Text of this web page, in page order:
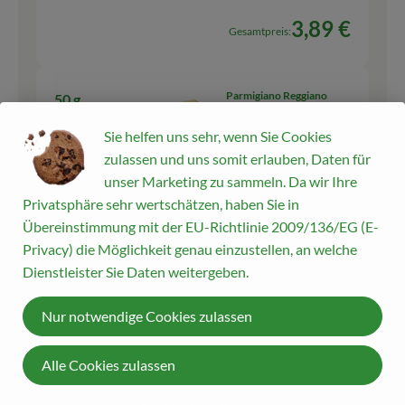
Gesamtpreis:3,89 €
50 g
Käse
Auswahl ändern
Parmigiano Reggiano
Rohmilchkäse
kg
Artikelanzahl
Gesamtpreis: 5,24 €
150 g
Frischkäse
Frischkäse Natur
175 g
Sie helfen uns sehr, wenn Sie Cookies
zulassen und uns somit erlauben, Daten für
unser Marketing zu sammeln. Da wir Ihre
Privatsphäre sehr wertschätzen, haben Sie in
Übereinstimmung mit der EU-Richtlinie 2009/136/EG (E-
Privacy) die Möglichkeit genau einzustellen, an welche
Dienstleister Sie Daten weitergeben.
Nur notwendige Cookies zulassen
Alle Cookies zulassen